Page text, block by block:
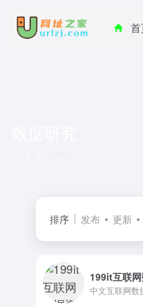
排序 发布 更新
199it互联